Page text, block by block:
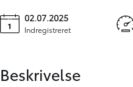
Indregistreret
02.07.2025
Beskrivelse